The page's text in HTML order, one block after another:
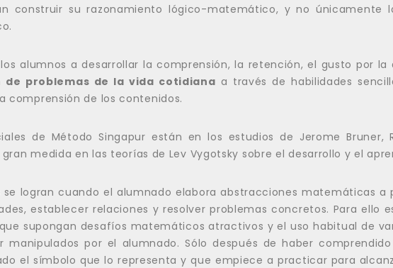
construir su razonamiento lógico-matemático, y no únicamente
alumnos a desarrollar la comprensión, la retención, el gusto por la
de problemas de la vida cotidiana a través de habilidades
comprensión de los contenidos.
de Método Singapur están en los estudios de Jerome Bruner,
medida en las teorías de Lev Vygotsky sobre el desarrollo y el
se logran cuando el alumnado elabora abstracciones matemáticas a
establecer relaciones y resolver problemas concretos. Para ello
supongan desafíos matemáticos atractivos y el uso habitual de
manipulados por el alumnado. Sólo después de haber
el símbolo que lo representa y que empiece a practicar para